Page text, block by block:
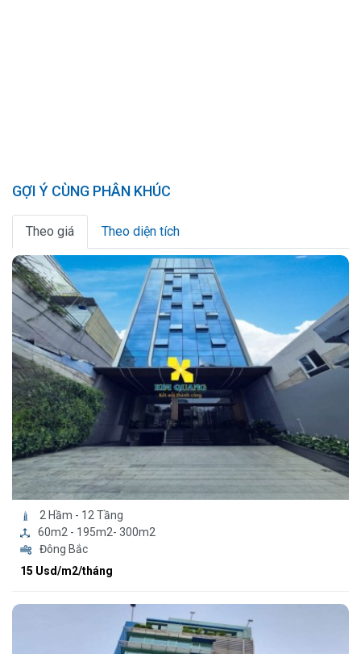
GỢI Ý CÙNG PHÂN KHÚC
Theo giá Theo diện tích
2 Hầm - 12 Tầng
60m2 - 195m2- 300m2
Đông Bắc
15 Usd/m2/tháng